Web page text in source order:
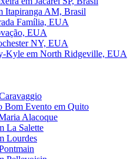
Itapiranga AM, Brasil
Família, EUA
EUA
NY, EUA
Kyle em North Ridgeville, EUA
Bom Evento em Quito
Alacoque
La Salette
Lourdes